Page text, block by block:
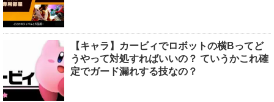
【キャラ】カービィでロボットの横Bってど
うやって対処すればいいの？ ていうかこれ確
定でガード漏れする技なの？